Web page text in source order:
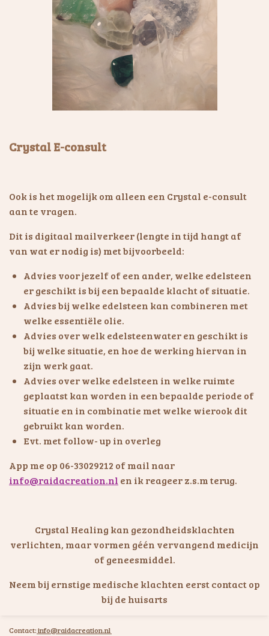
Crystal E-consult
Ook is het mogelijk om alleen een Crystal e-consult
aan te vragen.
Dit is digitaal mailverkeer (lengte in tijd hangt af
van wat er nodig is) met bijvoorbeeld:
Advies voor jezelf of een ander, welke edelsteen
er geschikt is bij een bepaalde klacht of situatie.
Advies bij welke edelsteen kan combineren met
welke essentiële olie.
Advies over welk edelsteenwater en geschikt is
bij welke situatie, en hoe de werking hiervan in
zijn werk gaat.
Advies over welke edelsteen in welke ruimte
geplaatst kan worden in een bepaalde periode of
situatie en in combinatie met welke wierook dit
gebruikt kan worden.
Evt. met follow- up in overleg
App me op 06-33029212 of mail naar
info@raidacreation.nl en ik reageer z.s.m terug.
Crystal Healing kan gezondheidsklachten
verlichten, maar vormen géén vervangend medicijn
of geneesmiddel.
Neem bij ernstige medische klachten eerst contact op
bij de huisarts
Contact:info@raidacreation.nl